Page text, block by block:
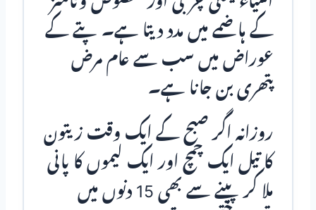
کے ہاضمے میں مدد دیتا ہے۔ پتے کے
عوراض میں سب سے عام مرض
پتھری بن جانا ہے۔
روزانہ اگر صبح کے ایک وقت زیتون
کا تیل ایک چمچ اور ایک لیموں کا پانی
ملا کر پینے سے بھی 15 دنوں میں